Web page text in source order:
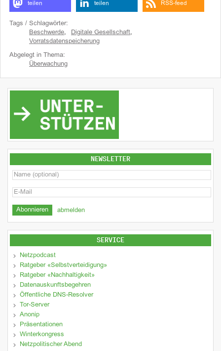
teilen teilen RSS-feed
Tags / Schlagwörter:
Beschwerde, Digitale Gesellschaft,
Vorratsdatenspeicherung
Abgelegt in Thema:
Überwachung
NEWSLETTER
abmelden
SERVICE
Netzpodcast
Ratgeber «Selbstverteidigung»
Ratgeber «Nachhaltigkeit»
Datenauskunftsbegehren
Öffentliche DNS-Resolver
Tor-Server
Anonip
Präsentationen
Winterkongress
Netzpolitischer Abend